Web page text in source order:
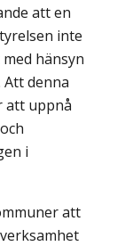
att en
inte
hänsyn
denna
att uppnå
i
att